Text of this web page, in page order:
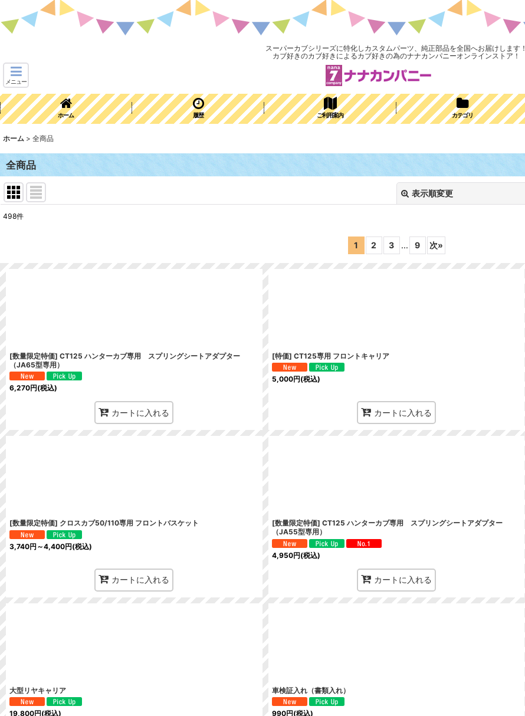
スーパーカブシリーズに特化しカスタムパーツ、純正部品を全国へお届けします！
カブ好きのカブ好きによるカブ好きの為のナナカンパニーオンラインストア！
メニュー
ホーム 履歴 ご利用案内 カテゴリ
ホーム > 全商品
全商品
表示順変更
498件
1 2 3 ... 9 次»
[数量限定特価] CT125 ハンターカブ専用 スプリングシートアダプター
（JA65型専用）
6,270円(税込)
カートに入れる
[特価] CT125専用 フロントキャリア
5,000円(税込)
カートに入れる
[数量限定特価] クロスカブ50/110専用 フロントバスケット
3,740円 ～4,400円(税込)
カートに入れる
[数量限定特価] CT125 ハンターカブ専用 スプリングシートアダプター
（JA55型専用）
4,950円(税込)
カートに入れる
大型リヤキャリア
19,800円(税込)
車検証入れ（書類入れ）
990円(税込)